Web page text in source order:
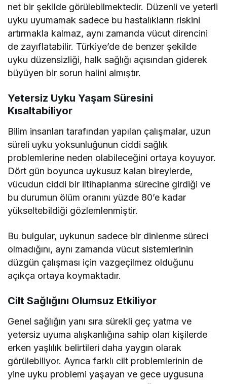
net bir şekilde görülebilmektedir. Düzenli ve yeterli
uyku uyumamak sadece bu hastalıkların riskini
artırmakla kalmaz, aynı zamanda vücut direncini
de zayıflatabilir. Türkiye’de de benzer şekilde
uyku düzensizliği, halk sağlığı açısından giderek
büyüyen bir sorun halini almıştır.
Yetersiz Uyku Yaşam Süresini
Kısaltabiliyor
Bilim insanları tarafından yapılan çalışmalar, uzun
süreli uyku yoksunluğunun ciddi sağlık
problemlerine neden olabileceğini ortaya koyuyor.
Dört gün boyunca uykusuz kalan bireylerde,
vücudun ciddi bir iltihaplanma sürecine girdiği ve
bu durumun ölüm oranını yüzde 80’e kadar
yükseltebildiği gözlemlenmiştir.
Bu bulgular, uykunun sadece bir dinlenme süreci
olmadığını, aynı zamanda vücut sistemlerinin
düzgün çalışması için vazgeçilmez olduğunu
açıkça ortaya koymaktadır.
Cilt Sağlığını Olumsuz Etkiliyor
Genel sağlığın yanı sıra sürekli geç yatma ve
yetersiz uyuma alışkanlığına sahip olan kişilerde
erken yaşlılık belirtileri daha yaygın olarak
görülebiliyor. Ayrıca farklı cilt problemlerinin de
yine uyku problemi yaşayan ve gece uygusuna